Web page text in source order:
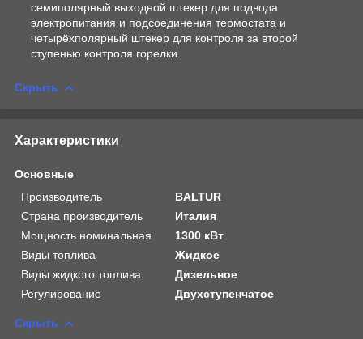
семиполярный выходной штекер для подвода
электропитания и подсоединения термостата и
четырёхполярный штекер для контроля за второй
ступенью контроля горелки.
Скрыть
Характеристики
Основные
Производитель
BALTUR
Страна производитель
Италия
Мощность номинальная
1300 кВт
Виды топлива
Жидкое
Виды жидкого топлива
Дизельное
Регулирование
Двухступенчатое
Скрыть